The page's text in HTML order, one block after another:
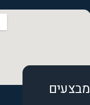
מבצעים